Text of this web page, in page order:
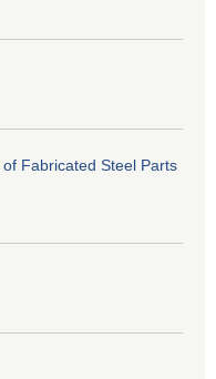
Fabricated Steel Parts